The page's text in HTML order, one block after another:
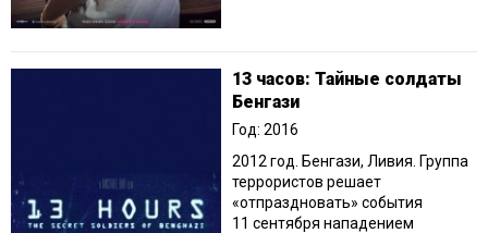
13 часов: Тайные солдаты
Бенгази
Год: 2016
2012 год. Бенгази, Ливия. Группа
террористов решает
«отпраздновать» события
11 сентября нападением